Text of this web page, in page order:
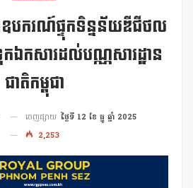
ឧបករណ៍ផ្ទុកទិន្នន័យឌីជីថល
កឯកសារដល់បណ្ណសារដ្ឋាន
ជាតិកម្ពុជា
ចេញផ្សាយ ថ្ងៃទី 12 ខែ ធ្នូ ឆ្នាំ 2025
2,253